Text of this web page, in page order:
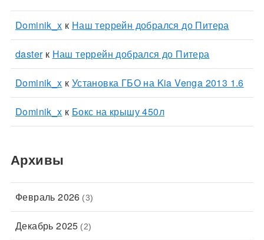
Dominik_x к Наш террейн добрался до Питера
dasterк Наш террейн добрался до Питера
Dominik_x к Установка ГБО на Kia Venga 2013 1.6
Dominik_x к Бокс на крышу 450л
Архивы
Февраль 2026 (3)
Декабрь 2025 (2)